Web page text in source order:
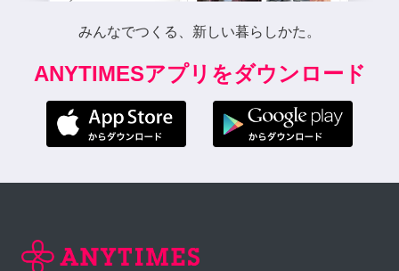
みんなでつくる、新しい暮らしかた。
ANYTIMESアプリをダウンロード